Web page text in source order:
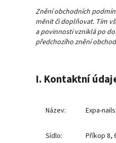
Znění obchodních
měnit či doplňovat. Tím
a povinnosti vzniklá po
předchozího znění
I. Kontaktní
Název: Expa-
Sídlo: Příkop 8,